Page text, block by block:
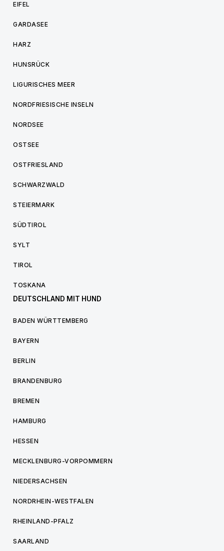
EIFEL
GARDASEE
HARZ
HUNSRÜCK
LIGURISCHES MEER
NORDFRIESISCHE INSELN
NORDSEE
OSTSEE
OSTFRIESLAND
SCHWARZWALD
STEIERMARK
SÜDTIROL
SYLT
TIROL
TOSKANA
DEUTSCHLAND MIT HUND
BADEN WÜRTTEMBERG
BAYERN
BERLIN
BRANDENBURG
BREMEN
HAMBURG
HESSEN
MECKLENBURG-VORPOMMERN
NIEDERSACHSEN
NORDRHEIN-WESTFALEN
RHEINLAND-PFALZ
SAARLAND